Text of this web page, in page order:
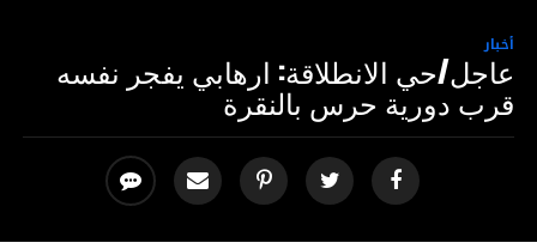
أخبار
عاجل/حي الانطلاقة: ارهابي يفجر نفسه
قرب دورية حرس بالنقرة